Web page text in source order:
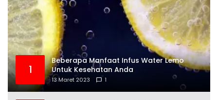
1
Beberapa Manfaat Infus Water Lemo
Untuk Kesehatan Anda
13 Maret 2023 1